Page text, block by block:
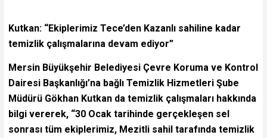
Kutkan: “Ekiplerimiz Tece’den Kazanlı sahiline kadar
temizlik çalışmalarına devam ediyor”
Mersin Büyükşehir Belediyesi Çevre Koruma ve Kontrol
Dairesi Başkanlığı’na bağlı Temizlik Hizmetleri Şube
Müdürü Gökhan Kutkan da temizlik çalışmaları hakkında
bilgi vererek, “30 Ocak tarihinde gerçekleşen sel
sonrası tüm ekiplerimiz, Mezitli sahil tarafında temizlik